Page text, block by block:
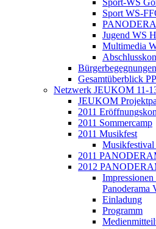
Sport-WS
Sport WS-
Jugend WS
Multimedia
Bürgerbegegnungen
Gesamtüberblick
Netzwerk JEUKOM 11-
JEUKOM
2011
2011 Sommercamp
2011 Musikfest
Musikfestival
2011
2012
Panoderama
Einladung
Programm